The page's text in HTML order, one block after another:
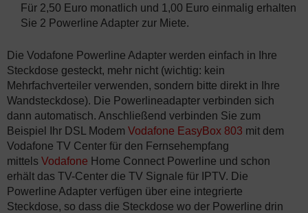
Für 2,50 Euro monatlich und 1,00 Euro einmalig erhalten
Sie 2 Powerline Adapter zur Miete.
Die Vodafone Powerline Adapter werden einfach in Ihre
Steckdose gesteckt, mehr nicht (wichtig: kein
Mehrfachverteiler verwenden, sondern bitte direkt in Ihre
Wandsteckdose). Die Powerlineadapter verbinden sich
dann automatisch. Anschließend verbinden Sie zum
Beispiel Ihr DSL Modem Vodafone EasyBox 803 mit dem
Vodafone TV Center für den Fernsehempfang
mittels Vodafone Home Connect Powerline und schon
erhält das TV-Center die TV Signale für IPTV. Die
Powerline Adapter verfügen über eine integrierte
Steckdose, so dass die Steckdose wo der Powerline drin